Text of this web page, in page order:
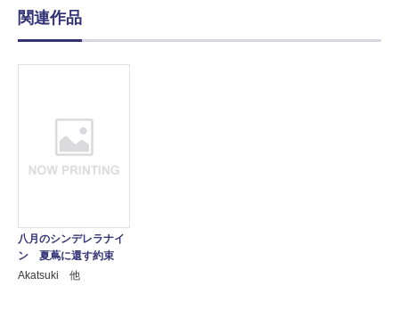
関連作品
八月のシンデレラナイ
ン 夏蔦に還す約束
Akatsuki 他